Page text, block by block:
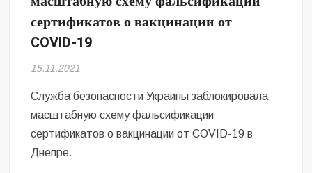
Безугла закликає валити Сирського
Світові бренди одягу та взуття: розвиток ринку та вплив на
сучасну моду
навколо керівництва армії
сертификатов о вакцинации от
COVID-19
15.11.2021
Служба безопасности Украины заблокировала
масштабную схему фальсификации
сертификатов о вакцинации от COVID-19 в
Днепре.